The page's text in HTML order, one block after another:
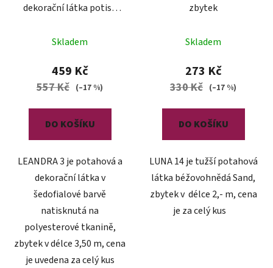
dekorační látka potisk
Skladem
459 Kč
557 Kč (–17 %)
DO KOŠÍKU
LEANDRA 3 je potahová a
dekorační látka v
šedofialové barvě
natisknutá na
polyesterové tkanině,
zbytek v délce 3,50 m, cena
je uvedena za celý kus
zbytek
Skladem
273 Kč
330 Kč (–17 %)
DO KOŠÍKU
LUNA 14 je tužší potahová
látka béžovohnědá Sand,
zbytek v délce 2,- m, cena
je za celý kus